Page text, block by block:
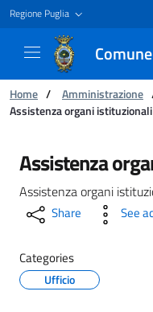
Regione Puglia
You are:
Home / Amministrazione
Assistenza organi istituzionali
Assistenza
Assistenza
Assistenza organi
Share See
Categories
Ufficio